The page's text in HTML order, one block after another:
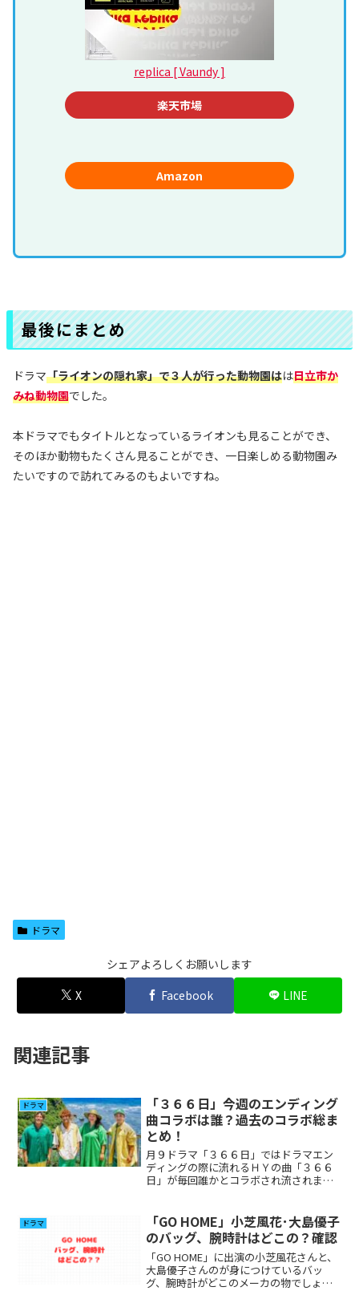
replica [ Vaundy ]
楽天市場
Amazon
最後にまとめ
ドラマ「ライオンの隠れ家」で３人が行った動物園はは日立市か
みね動物園でした。
本ドラマでもタイトルとなっているライオンも見ることができ、
そのほか動物もたくさん見ることができ、一日楽しめる動物園み
たいですので訪れてみるのもよいですね。
ドラマ
シェアよろしくお願いします
X
Facebook LINE
関連記事
ドラマ
「３６６日」今週のエンディング
曲コラボは誰？過去のコラボ総ま
とめ！
月９ドラマ「３６６日」ではドラマエン
ディングの際に流れるＨＹの曲「３６６
日」が毎回誰かとコラボされ流されまし
いと思いますのでまとめました。
ドラマ
「GO HOME」小芝風花･大島優子
のバッグ、腕時計はどこの？確認
「GO HOME」に出演の小芝風花さんと、
大島優子さんのが身につけているバッ
グ、腕時計がどこのメーカの物でしょう